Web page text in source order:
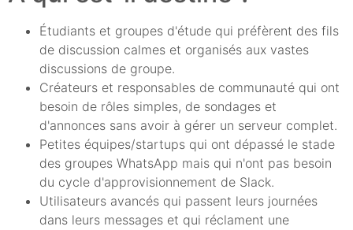
Étudiants et groupes d'étude qui préfèrent des fils
de discussion calmes et organisés aux vastes
discussions de groupe.
Créateurs et responsables de communauté qui ont
besoin de rôles simples, de sondages et
d'annonces sans avoir à gérer un serveur complet.
Petites équipes/startups qui ont dépassé le stade
des groupes WhatsApp mais qui n'ont pas besoin
du cycle d'approvisionnement de Slack.
Utilisateurs avancés qui passent leurs journées
dans leurs messages et qui réclament une